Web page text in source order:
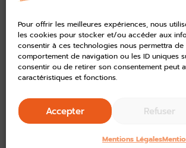
Pour offrir les meilleures expériences, nous
les cookies pour stocker et/ou accéder aux
consentir à ces technologies nous permettra
comportement de navigation ou les ID uniques
consentir ou de retirer son consentement peut
caractéristiques et fonctions.
Accepter Refuser
Mentions Légales